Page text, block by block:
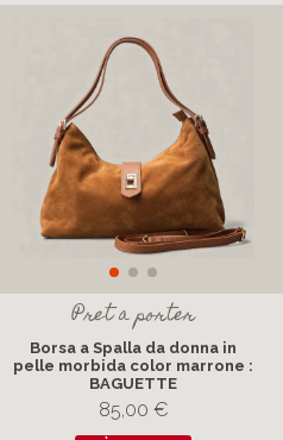
Pret a porter
Borsa a Spalla da donna in
pelle morbida color marrone :
BAGUETTE
85,00 €